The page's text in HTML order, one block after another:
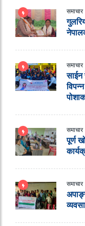
समाचार
समाचार
साईन
समाचार
पूर्ण
समाचार